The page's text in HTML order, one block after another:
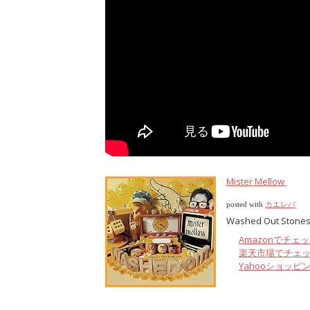
Mister Mellow
posted with カエレバ
Washed Out
Amazonでチェ
楽天市場でチェ
Yahooショッピ